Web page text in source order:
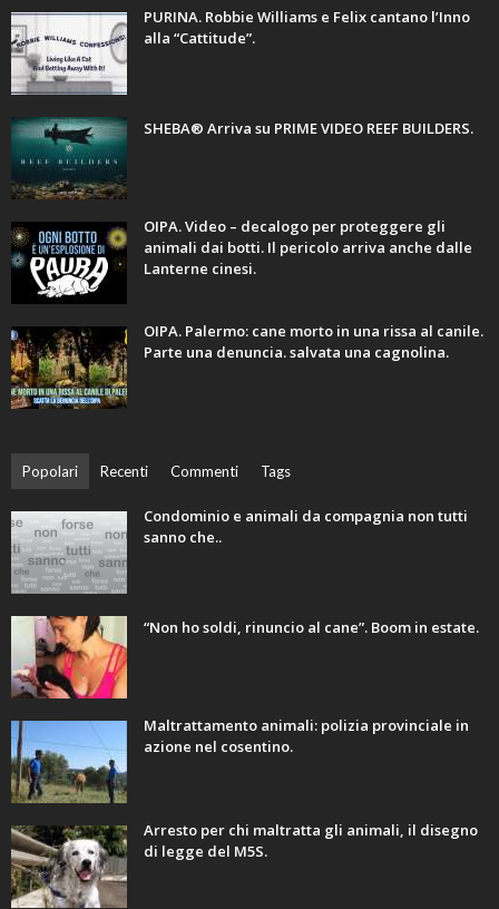
PURINA. Robbie Williams e Felix cantano l’Inno
alla “Cattitude”.
SHEBA® Arriva su PRIME VIDEO REEF BUILDERS.
OIPA. Video – decalogo per proteggere gli
animali dai botti. Il pericolo arriva anche dalle
Lanterne cinesi.
OIPA. Palermo: cane morto in una rissa al canile.
Parte una denuncia. salvata una cagnolina.
Popolari Recenti Commenti Tags
Condominio e animali da compagnia non tutti
sanno che..
“Non ho soldi, rinuncio al cane”. Boom in estate.
Maltrattamento animali: polizia provinciale in
azione nel cosentino.
Arresto per chi maltratta gli animali, il disegno
di legge del M5S.